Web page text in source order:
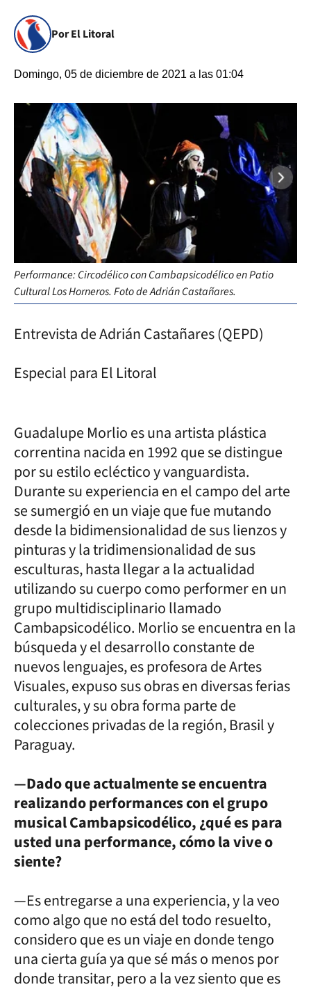
Por El Litoral
Domingo, 05 de diciembre de 2021 a las 01:04
Performance: Circodélico con Cambapsicodélico en Patio
Cultural Los Horneros. Foto de Adrián Castañares.
Entrevista de Adrián Castañares (QEPD)
Especial para El Litoral
Guadalupe Morlio es una artista plástica
correntina nacida en 1992 que se distingue
por su estilo ecléctico y vanguardista.
Durante su experiencia en el campo del arte
se sumergió en un viaje que fue mutando
desde la bidimensionalidad de sus lienzos y
pinturas y la tridimensionalidad de sus
esculturas, hasta llegar a la actualidad
utilizando su cuerpo como performer en un
grupo multidisciplinario llamado
Cambapsicodélico. Morlio se encuentra en la
búsqueda y el desarrollo constante de
nuevos lenguajes, es profesora de Artes
Visuales, expuso sus obras en diversas ferias
culturales, y su obra forma parte de
colecciones privadas de la región, Brasil y
Paraguay.
—Dado que actualmente se encuentra
realizando performances con el grupo
musical Cambapsicodélico, ¿qué es para
usted una performance, cómo la vive o
siente?
—Es entregarse a una experiencia, y la veo
como algo que no está del todo resuelto,
considero que es un viaje en donde tengo
una cierta guía ya que sé más o menos por
donde transitar, pero a la vez siento que es